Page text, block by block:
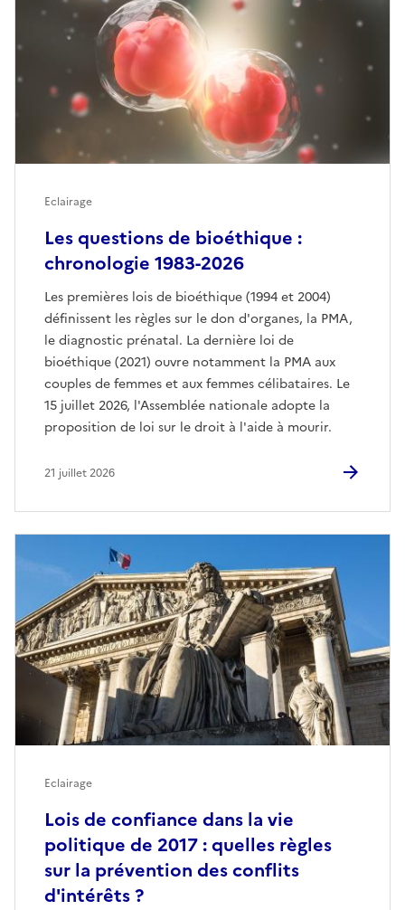
Les questions de bioéthique :
chronologie 1983-2026
Les premières lois de bioéthique (1994 et 2004)
définissent les règles sur le don d'organes, la PMA,
le diagnostic prénatal. La dernière loi de
bioéthique (2021) ouvre notamment la PMA aux
couples de femmes et aux femmes célibataires. Le
15 juillet 2026, l'Assemblée nationale adopte la
proposition de loi sur le droit à l'aide à mourir.
Eclairage
21 juillet 2026
Lois de confiance dans la vie
politique de 2017 : quelles règles
sur la prévention des conflits
d'intérêts ?
Eclairage